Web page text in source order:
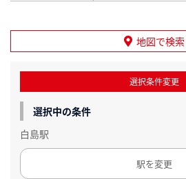
地図で検索
選択条件変更
選択中の条件
白島駅
駅を変更